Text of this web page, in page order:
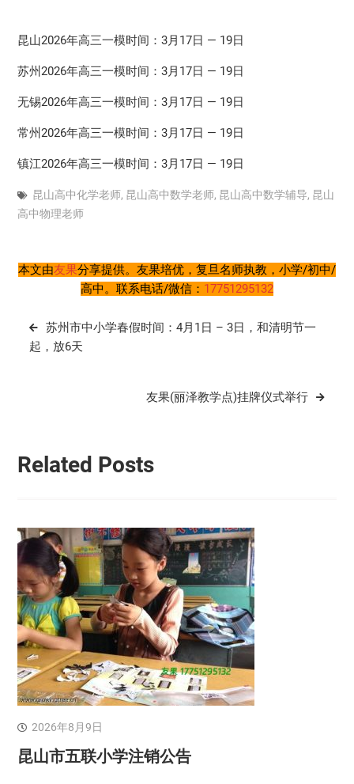
昆山2026年高三一模时间：3月17日 — 19日
苏州2026年高三一模时间：3月17日 — 19日
无锡2026年高三一模时间：3月17日 — 19日
常州2026年高三一模时间：3月17日 — 19日
镇江2026年高三一模时间：3月17日 — 19日
昆山高中化学老师, 昆山高中数学老师, 昆山高中数学辅导, 昆山
高中物理老师
本文由友果分享提供。友果培优，复旦名师执教，小学/初中/
高中。联系电话/微信： 17751295132
文
章
苏州市中小学春假时间：4月1日 – 3日，和清明节一
起，放6天
友果(丽泽教学点)挂牌仪式举行
Related Posts
2026年8月9日
昆山市五联小学注销公告